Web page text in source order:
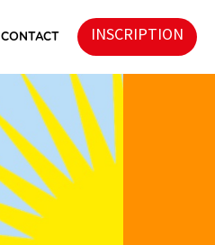
CONTACT INSCRIPTION